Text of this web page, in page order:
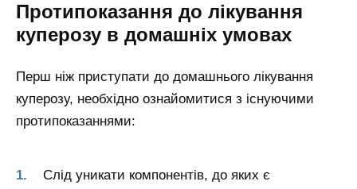
Протипоказання до лікування
куперозу в домашніх умовах
Перш ніж приступати до домашнього лікування
куперозу, необхідно ознайомитися з існуючими
протипоказаннями:
Слід уникати компонентів, до яких є